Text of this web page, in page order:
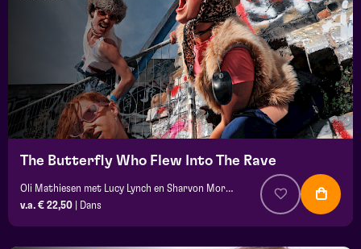
The Butterfly Who Flew Into The Rave
Oli Mathiesen met Lucy Lynch en Sharvon Mortimer
v.a. € 22,50
Dans